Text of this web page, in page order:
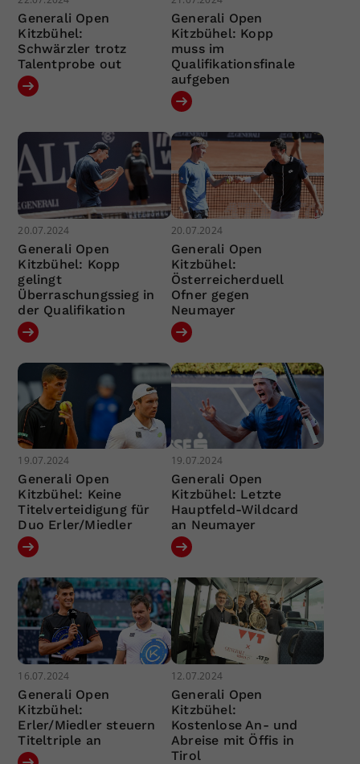
Generali Open
Kitzbühel:
Schwärzler trotz
Talentprobe out
Generali Open
Kitzbühel: Kopp
muss im
Qualifikationsfinale
aufgeben
20.07.2024
Generali Open
Kitzbühel: Kopp
gelingt
Überraschungssieg in
der Qualifikation
20.07.2024
Generali Open
Kitzbühel:
Österreicherduell
Ofner gegen
Neumayer
19.07.2024
Generali Open
Kitzbühel: Keine
Titelverteidigung für
Duo Erler/Miedler
19.07.2024
Generali Open
Kitzbühel: Letzte
Hauptfeld-Wildcard
an Neumayer
16.07.2024
Generali Open
Kitzbühel:
Erler/Miedler steuern
Titeltriple an
12.07.2024
Generali Open
Kitzbühel:
Kostenlose An- und
Abreise mit Öffis in
Tirol